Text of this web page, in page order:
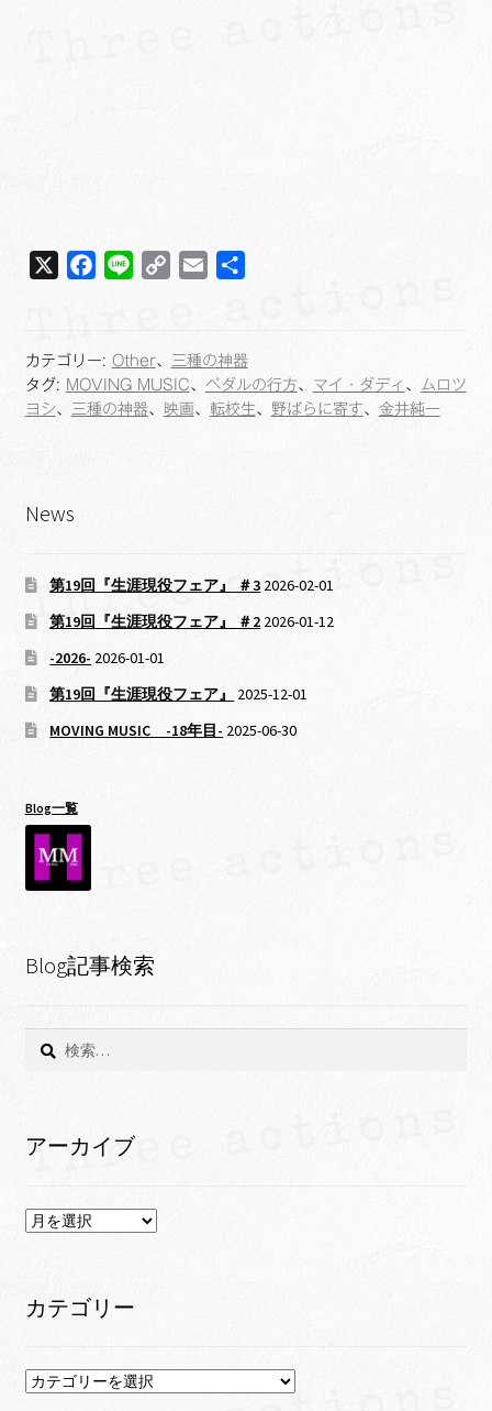
X
b
o
y
L
i
i
l
カテゴリー: Other、
三種の神器
タグ: MOVING MUSIC、 ペダルの行方、 マイ・ダディ 、 ムロツ
ヨシ、 三種の神器、 映画、 転校生、 野ばらに寄す、 金井純一
News
第19回『生涯現役フェア』 ＃3 2026-02-01
第19回『生涯現役フェア』 ＃2 2026-01-12
-2026- 2026-01-01
第19回『生涯現役フェア』
2025-12-01
MOVING MUSIC -18年目- 2025-06-30
Blog一覧
Blog記事検索
アーカイブ
ア
ブ
カテゴリー
カ